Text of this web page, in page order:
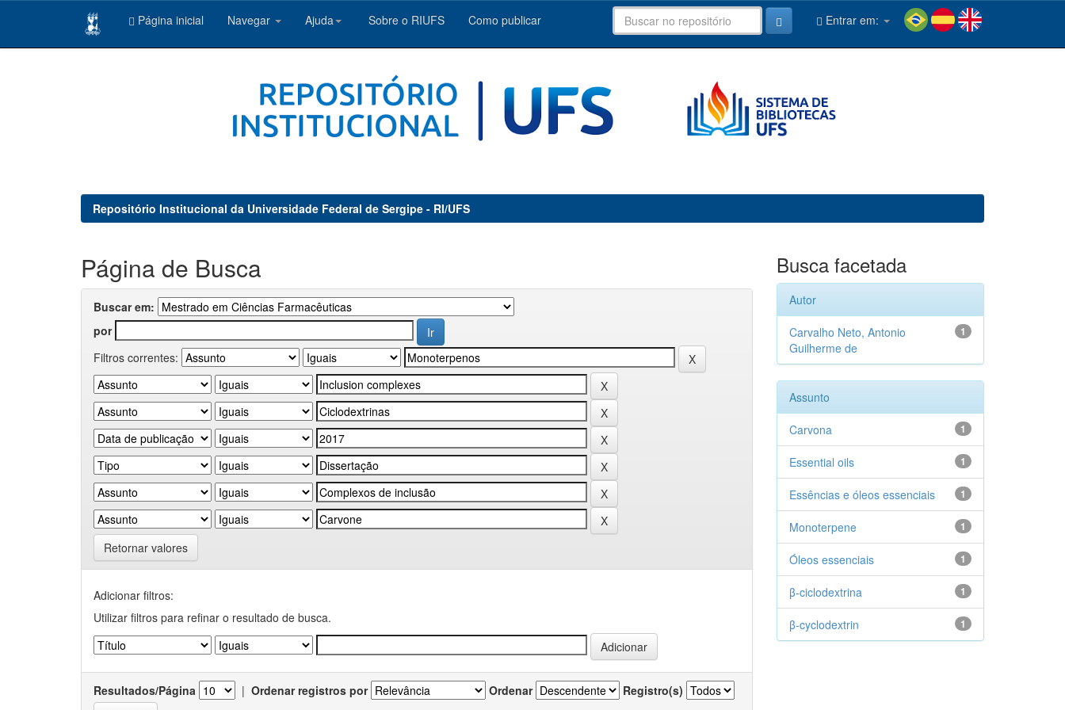
Página inicial Navegar Ajuda Sobre o RIUFS Como publicar Entrar em:
Repositório Institucional da Universidade Federal de Sergipe - RI/UFS
Página de Busca
Buscar em:
por
Filtros correntes:
Retornar valores
Adicionar filtros:
Utilizar filtros para refinar o resultado de busca.
Resultados/Página | Ordenar registros por Ordenar Registro(s)
Busca facetada
Autor
1
Carvalho Neto, Antonio
Guilherme de
Assunto
1
Carvona
1
Essential oils
1
Essências e óleos essenciais
1
Monoterpene
1
Óleos essenciais
1
β-ciclodextrina
1
β-cyclodextrin